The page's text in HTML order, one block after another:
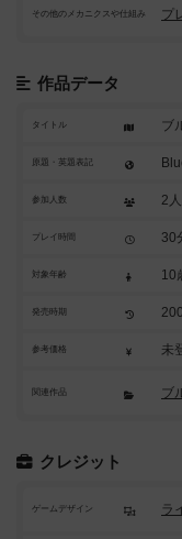
その他のメカニクスや仕組み プ
作品データ
タイトル ブ
原題・英題表記
参加人数 2
プレイ時間 30
対象年齢 10
発売時期
参考価格 未
関連作品 ブ
クレジット
ゲームデザイン ラ